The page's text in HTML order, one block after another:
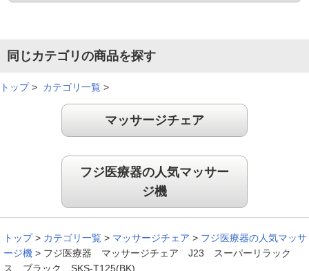
ヒ－タ－がとても心地よいです！
足と手のマッサ－ジもついていて、魅力的だったので購入しま
した。ヒ－タ－機能があり、とても心地よいです！
（
す！
今まで使っていたマッサージチェアーがボロボロになったた
め、新しく購入しました！最高の揉み心地で、毎日マッサージ
しています。購入して良かったです。
（
千葉県40代 H.E様）
同じカテゴリの商品を探す
トップ> カテゴリ一覧 >
マッサージチェア
フジ医療器の人気マッサー
ジ機
トップ > カテゴリ一覧 > マッサージチェア > フジ医療器の人気マッサ
ージ機 > フジ医療器 マッサージチェア J23 スーパーリラック
ス ブラック SKS-T125(BK)